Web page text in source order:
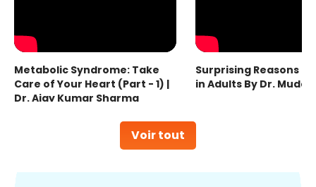
Voir tout
Metabolic Syndrome: Take
Care of Your Heart (Part - 1) |
Dr. Ajay Kumar Sharma
Surprising Reasons
in Adults By Dr.